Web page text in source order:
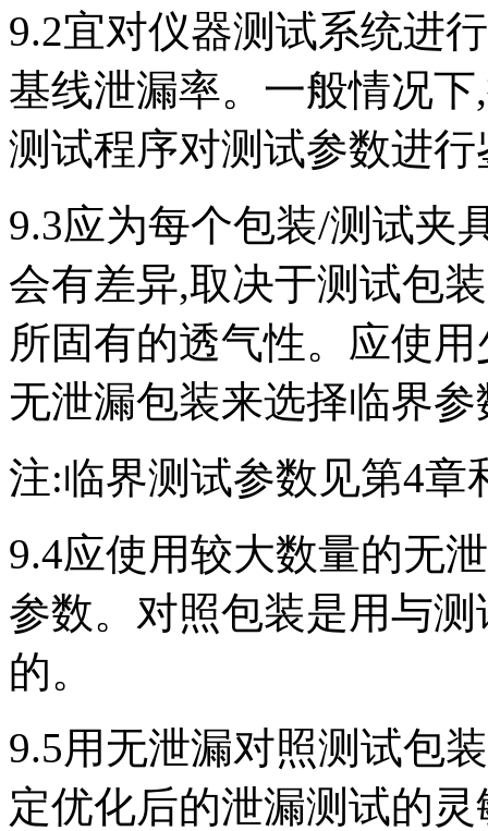
9.2宜对仪器测试系统进
基线泄漏率。一般情况
测试程序对测试参数进行
9.3应为每个包装/测试夹
会有差异,取决于测试包
所固有的透气性。应使
无泄漏包装来选择临界
注:临界测试参数见第4章
9.4应使用较大数量的无
参数。对照包装是用与
的。
9.5用无泄漏对照测试包
定优化后的泄漏测试的